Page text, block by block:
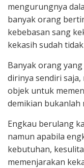
mengurungnya
banyak orang
kebebasan sang
kekasih sudah
Banyak orang
dirinya sendiri
objek untuk
demikian bukanlah
Engkau berulang
namun apabila
kebutuhan,
memenjarakan